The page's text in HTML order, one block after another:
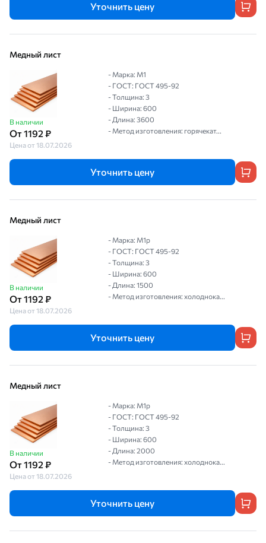
Уточнить цену
Медный лист
В наличии
От 1192 ₽
Цена от 18.07.2026
- Марка: М1
- ГОСТ: ГОСТ 495-92
- Толщина: 3
- Ширина: 600
- Длина: 3600
- Метод изготовления: горячекат...
Уточнить цену
Медный лист
В наличии
От 1192 ₽
Цена от 18.07.2026
- Марка: М1р
- ГОСТ: ГОСТ 495-92
- Толщина: 3
- Ширина: 600
- Длина: 1500
- Метод изготовления: холоднока...
Уточнить цену
Медный лист
В наличии
От 1192 ₽
Цена от 18.07.2026
- Марка: М1р
- ГОСТ: ГОСТ 495-92
- Толщина: 3
- Ширина: 600
- Длина: 2000
- Метод изготовления: холоднока...
Уточнить цену